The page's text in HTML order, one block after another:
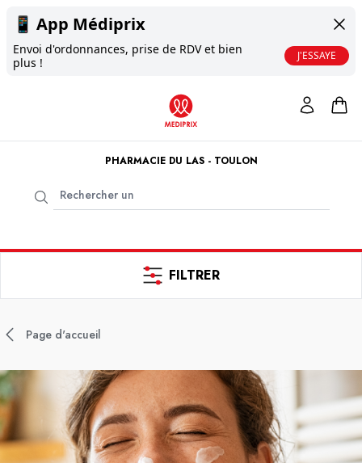
📱 App Médiprix
Envoi d'ordonnances, prise de RDV et bien
plus !
J'ESSAYE
PHARMACIE DU LAS - TOULON
FILTRER
Page d'accueil